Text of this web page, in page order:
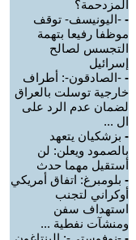
المزدحمة؟
- -اليونيسف- توقف
موظفا رفيعا بتهمة
التجسس لصالح
إسرائيل
- -الصادقون-: أطراف
خارجية توسلت بالعراق
لضمان عدم الرد على
ال ...
- بزشكيان يتعهد
بالصمود ويعلن: لن
أستقيل مهما حدث
- بلومبرغ: اتفاق أمريكي
أوكراني لتجنب
استهداف سفن
ومنشآت نفطية ...